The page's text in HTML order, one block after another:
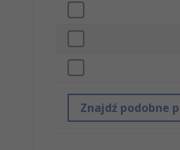
Znajdź podobne